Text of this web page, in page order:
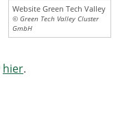
Website Green Tech Valley
© Green Tech Valley Cluster
GmbH
hier.